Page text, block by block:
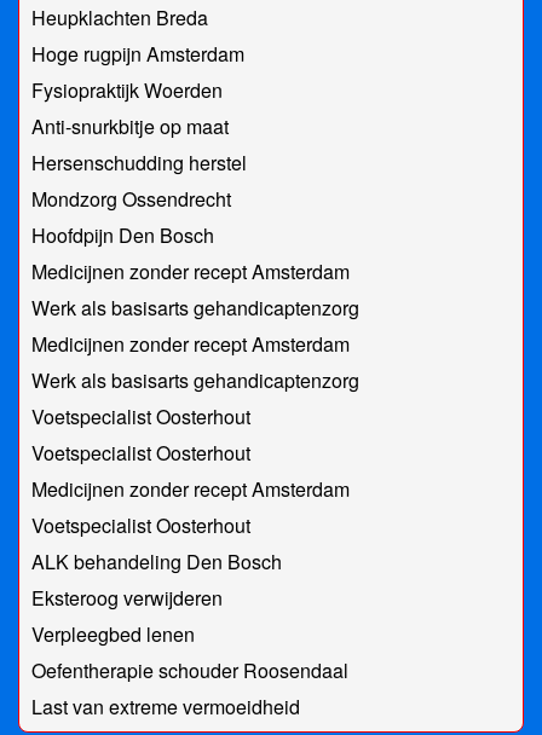
Heupklachten Breda
Hoge rugpijn Amsterdam
Fysiopraktijk Woerden
Anti-snurkbitje op maat
Hersenschudding herstel
Mondzorg Ossendrecht
Hoofdpijn Den Bosch
Medicijnen zonder recept Amsterdam
Werk als basisarts gehandicaptenzorg
Medicijnen zonder recept Amsterdam
Werk als basisarts gehandicaptenzorg
Voetspecialist Oosterhout
Voetspecialist Oosterhout
Medicijnen zonder recept Amsterdam
Voetspecialist Oosterhout
ALK behandeling Den Bosch
Eksteroog verwijderen
Verpleegbed lenen
Oefentherapie schouder Roosendaal
Last van extreme vermoeidheid